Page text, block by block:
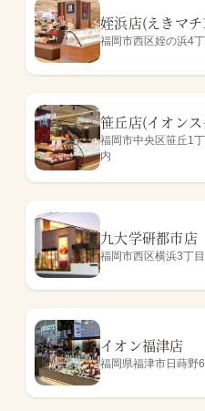
姪浜店(えきマチ
福岡市西区姪の浜4
笹丘店(イオン
福岡市中央区笹丘1
内
九大学研都市店
福岡市西区横浜3丁
イオン福津店
福岡県福津市日蒔野